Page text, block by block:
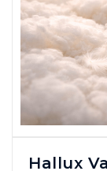
Hallux